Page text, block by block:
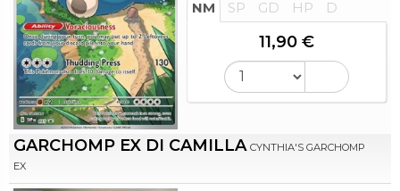
NM SP GD HP D
11,90 €
GARCHOMP EX DI CAMILLA CYNTHIA'S GARCHOMP
EX